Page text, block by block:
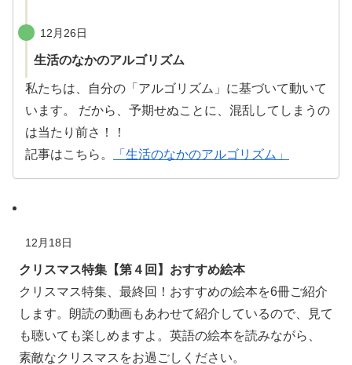
12月26日
生活のなかのアルゴリズム
私たちは、自分の「アルゴリズム」に基づいて動いて
います。 だから、 予期せぬことに、 混乱してしまうの
は当たり前さ！！
記事はこちら。
「生活のなかのアルゴリズム」
12月18日
クリスマス特集【第４回】おすすめ絵本
クリスマス特集 最終回 ！おすすめの絵本を6冊ご紹介
します。 朗読の動画もあわせて紹介 しているので、見て
も聴いても楽しめますよ。英語の絵本を読みながら、
素敵なクリスマスをお過ごしください。